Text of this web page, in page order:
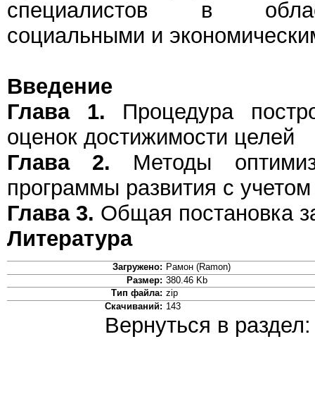
специалистов в
социальными и
Введение
Глава 1. Процедура
оценок достижимости целей
Глава 2. Методы
программы развития с
Глава 3. Общая постановка
Литература
Загружено: Рамон (Ramon)
Размер: 380.46 Kb
Тип файла: zip
Скачиваний: 143
Вернуться в